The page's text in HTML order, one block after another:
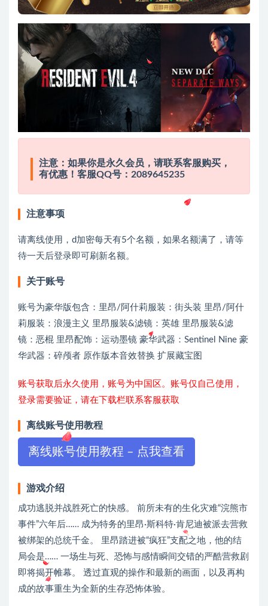
注意：如果你是永久会员，请联系客服购买，
有优惠！客服QQ号：2089645235
注意事项
请离线使用，d加密每天有5个名额，如果名额满了，请等
待一天后登录即可刷新名额。
关于账号
账号为豪华版包含：里昂/阿什莉服装：街头装 里昂/阿什
莉服装：浪漫主义 里昂服装&滤镜：英雄 里昂服装&滤
镜：恶棍 里昂配饰：运动墨镜 豪华武器：Sentinel Nine 豪
华武器：碎颅者 原作版本音效替换 扩展藏宝图
账号获取后永久使用，账号为中国区。账号仅自己使用，
登录需要验证，请在下载栏联系客服获取
离线账号使用教程
离线账号使用教程 – 点我查看
游戏介绍
成功逃脱并战胜死亡的快感。 前所未有的生化灾难“浣熊市
事件”六年后…… 成为特务的里昂·斯科特·肯尼迪被派去营救
被绑架的总统千金。 里昂踏进被“疯狂”支配之地，他的结
局会是…… 一场生与死、恐怖与感情瞬间交错的严酷营救剧
即将揭开帷幕。 透过直观的操作和最新的画面，以及再构
成的故事重生为全新的生存恐怖体验。